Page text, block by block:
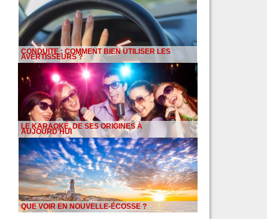
CONDUITE : COMMENT BIEN UTILISER LES
AVERTISSEURS ?
LE KARAOKÉ, DE SES ORIGINES À
AUJOURD'HUI
QUE VOIR EN NOUVELLE-ÉCOSSE ?